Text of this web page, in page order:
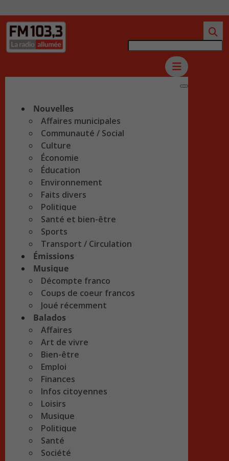
Nouvelles
Affaires municipales
Communauté / Social
Culture
Économie
Éducation
Environnement
Faits divers
Politique
Santé et bien-être
Sports
Transport / Circulation
Émissions
Musique
Décompte franco
Coups de coeur francos
Joué récemment
Balados
Affaires
Art de vivre
Bien-être
Emploi
Finances
Infos citoyennes
Loisirs
Musique
Politique
Santé
Société